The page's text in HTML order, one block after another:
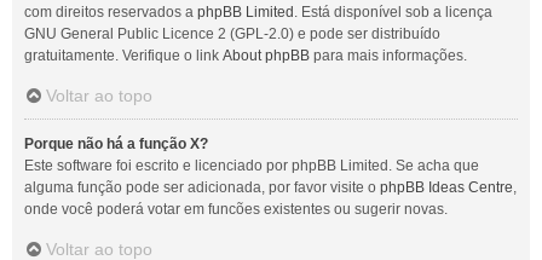
com direitos reservados a phpBB Limited . Está disponível sob a licença
GNU General Public Licence 2 (GPL-2.0) e pode ser distribuído
gratuitamente. Verifique o link About phpBB para mais informações.
Voltar ao topo
Porque não há a função X?
Este software foi escrito e licenciado por phpBB Limited. Se acha que
alguma função pode ser adicionada, por favor visite o phpBB Ideas Centre,
onde você poderá votar em funcões existentes ou sugerir novas.
Voltar ao topo